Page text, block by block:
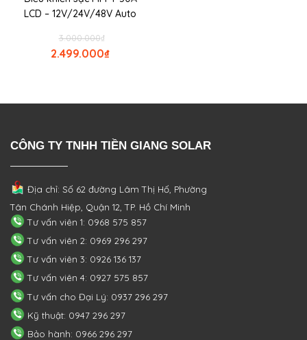
LCD – 12V/24V/48V Auto
₫
3.000.000
₫
2.499.000
CÔNG TY TNHH TIỀN GIANG SOLAR
Địa chỉ: Số 62 đường Lâm Thị Hố, Phường
Tân Chánh Hiệp, Quận 12, TP. Hồ Chí Minh
Tư vấn viên 1: 0968 575 857
Tư vấn viên 2: 0969 296 297
Tư vấn viên 3: 0926 136 137
Tư vấn viên 4: 0927 575 857
Tư vấn cho Đại Lý: 0937 296 297
Kỹ thuật: 0947 296 297
Bảo hành: 0966 296 297